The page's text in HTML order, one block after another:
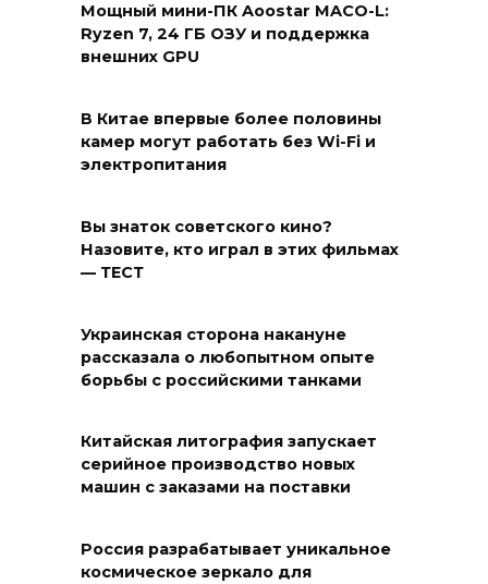
Мощный мини-ПК Aoostar MACO-L:
Ryzen 7, 24 ГБ ОЗУ и поддержка
внешних GPU
В Китае впервые более половины
камер могут работать без Wi-Fi и
электропитания
Вы знаток советского кино?
Назовите, кто играл в этих фильмах
— ТЕСТ
Украинская сторона накануне
рассказала о любопытном опыте
борьбы с российскими танками
Китайская литография запускает
серийное производство новых
машин с заказами на поставки
Россия разрабатывает уникальное
космическое зеркало для